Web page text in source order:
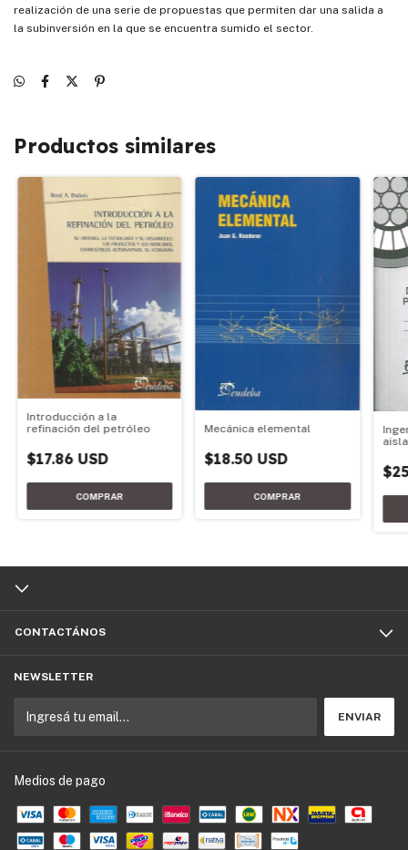
realización de una serie de propuestas que permiten dar una salida a
la subinversión en la que se encuentra sumido el sector.
Productos similares
Introducción a la
refinación del petróleo
$17.86 USD
Mecánica elemental
$18.50 USD
CONTACTÁNOS
NEWSLETTER
Medios de pago